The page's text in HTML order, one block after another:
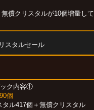
償クリスタルが10個増量して
スタルセール
ク内容①
個
ル417個＋無償クリスタル